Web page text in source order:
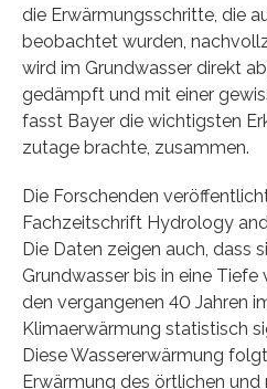
die Erwärmungsschritte, die
beobachtet wurden,
wird im Grundwasser direkt
gedämpft und mit einer
fasst Bayer die wichtigsten
zutage brachte, zusammen.
Die Forschenden
Fachzeitschrift Hydrology
Die Daten zeigen auch, dass
Grundwasser bis in eine
den vergangenen 40 Jahren
Klimaerwärmung statistisch
Diese Wassererwärmung
Erwärmung des örtlichen und